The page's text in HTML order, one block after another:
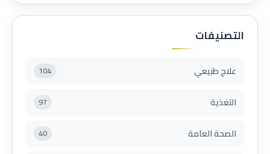
التصنيفات
علاج طبيعي 104
التغذية 97
الصحة العامة 40